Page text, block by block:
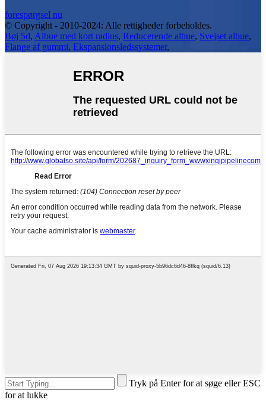
forespørgsel nu
© Copyright - 2010-2024: Alle rettigheder forbeholdes.
Bøj 5d, Albue med kort radius, Reducerende albue, Svejset albue,
Flange af gummi, Ekspansionsledssystemer,
Tryk på Enter for at søge eller ESC
for at lukke